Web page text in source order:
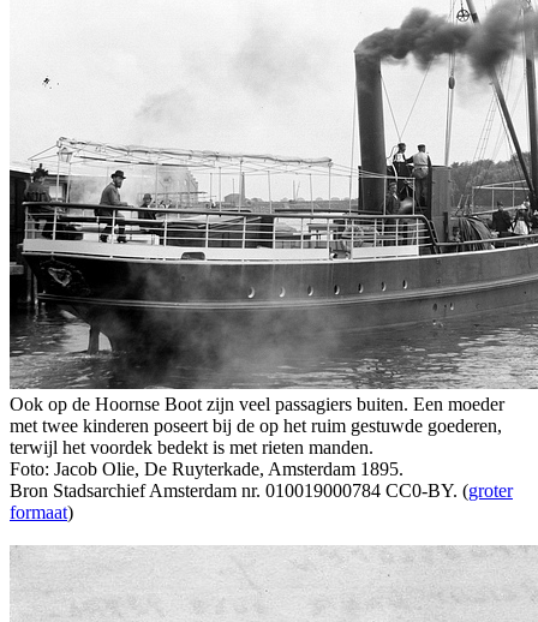
Ook op de Hoornse Boot zijn veel passagiers buiten. Een moeder
met twee kinderen poseert bij de op het ruim gestuwde goederen,
terwijl het voordek bedekt is met rieten manden.
Foto: Jacob Olie, De Ruyterkade, Amsterdam 1895.
Bron Stadsarchief Amsterdam nr. 010019000784 CC0-BY. (groter
formaat)